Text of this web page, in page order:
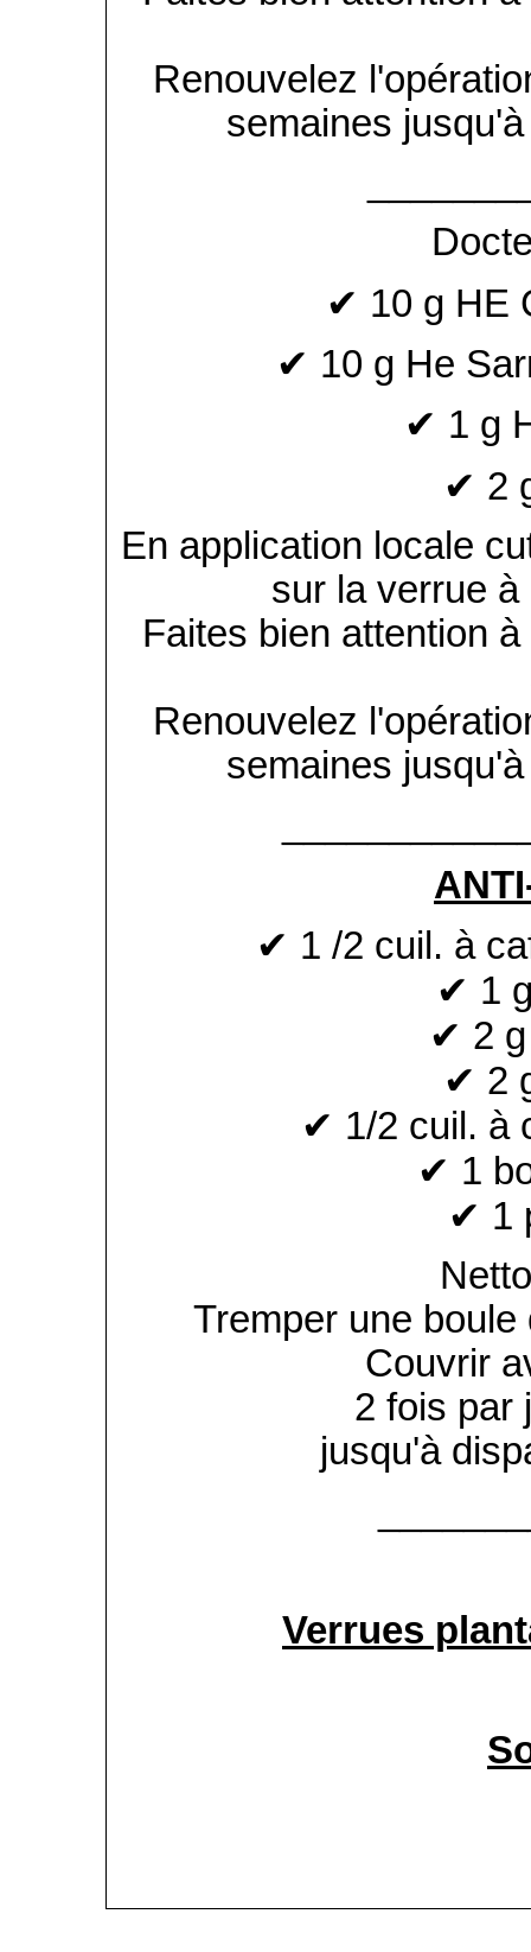
Renouvelez
semaines
✔ 10 g HE
✔ 10 g He
✔ 1 g
✔ 2
En application locale
sur la verrue
Faites bien attention
Renouvelez
semaines
✔ 1 /2 cuil. à
✔ 1
✔ 2
✔ 2
✔ 1/2 cuil. à
✔ 1
✔ 1
Tremper une
Couvrir
2 fois par
jusqu'à
Verrues